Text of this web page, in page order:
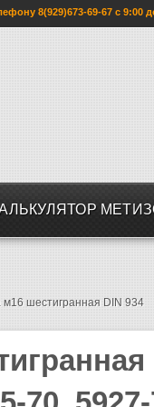
8(929)673-69-67 с 9:00
м16 шестигранная DIN 934